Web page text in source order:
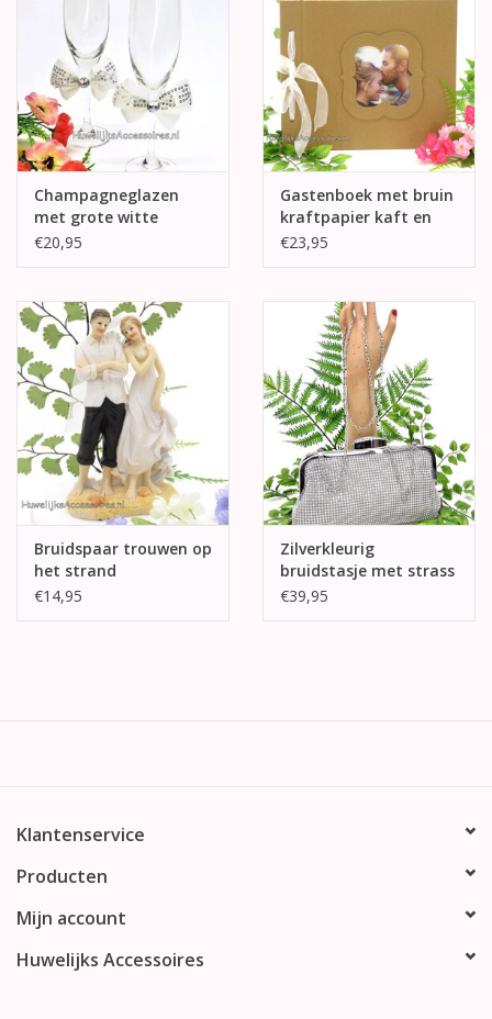
Champagneglazen
met grote witte
strikken
€20,95
Gastenboek met bruin
kraftpapier kaft en
fotolijst
€23,95
Bruidspaar trouwen op
het strand
taarttopper
€14,95
Zilverkleurig
bruidstasje met strass
stenen
€39,95
Klantenservice
Producten
Mijn account
Huwelijks Accessoires